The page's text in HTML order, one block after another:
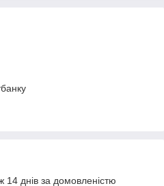
днів за домовленістю